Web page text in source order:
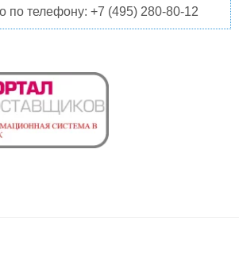
по телефону: +7 (495) 280-80-12